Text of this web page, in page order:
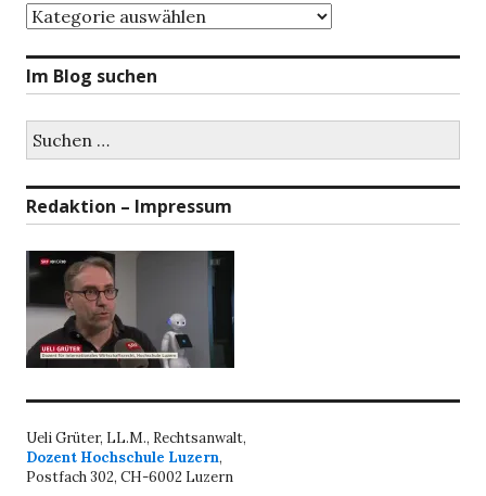
Themenbereiche
Im Blog suchen
nach:
Redaktion – Impressum
Ueli Grüter, LL.M., Rechtsanwalt,
Dozent Hochschule Luzern,
Postfach 302, CH-6002 Luzern